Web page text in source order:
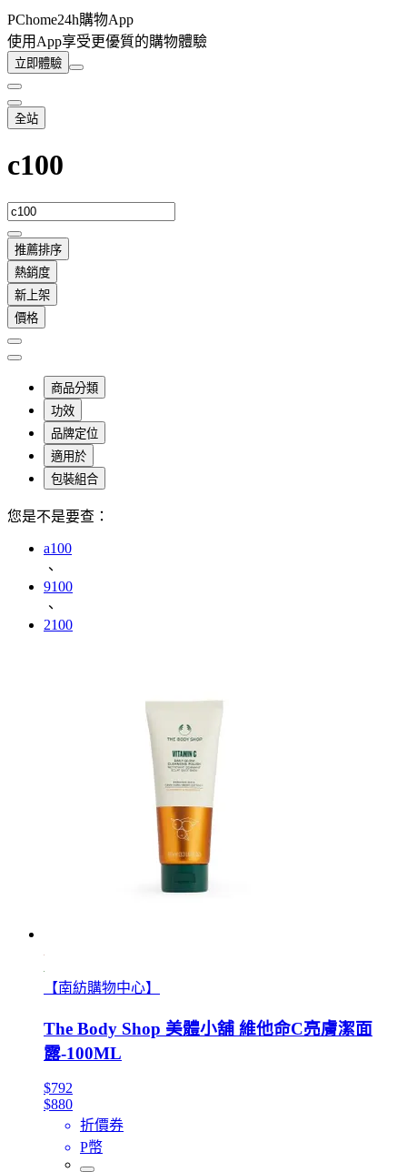
PChome24h購物App
使用App享受更優質的購物體驗
立即體驗
全站
c100
推薦排序
熱銷度
新上架
價格
商品分類
功效
品牌定位
適用於
包裝組合
您是不是要查：
a100
、
9100
、
2100
【南紡購物中心】
The Body Shop 美體小舖 維他命C亮膚潔面
露-100ML
$792
$880
折價券
P幣